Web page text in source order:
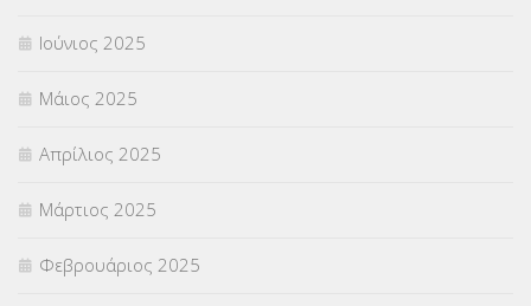
Ιούνιος 2025
Μάιος 2025
Απρίλιος 2025
Μάρτιος 2025
Φεβρουάριος 2025